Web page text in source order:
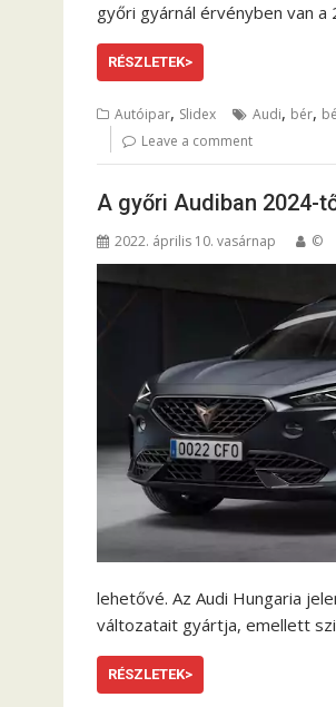
győri gyárnál érvényben van
RÉSZLETEK>
Autóipar, Slidex Audi, bér,
Leave a comment
A győri Audiban 2024-
2022. április 10. vasárnap ©
lehetővé. Az Audi Hungaria
változatait gyártja, emellett
RÉSZLETEK>